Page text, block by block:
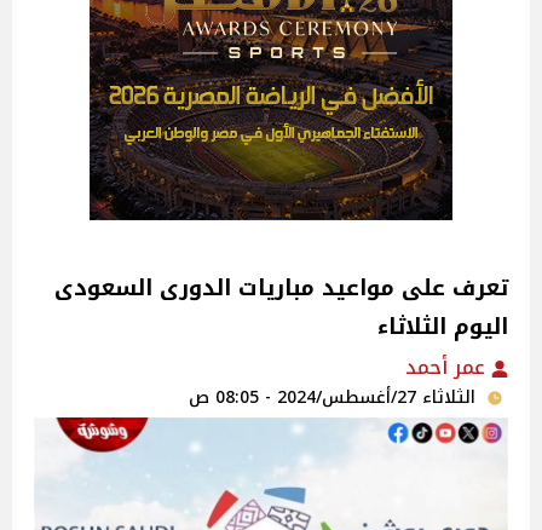
تعرف على مواعيد مباريات الدورى السعودى
اليوم الثلاثاء
عمر أحمد
الثلاثاء 27/أغسطس/2024 - 08:05 ص